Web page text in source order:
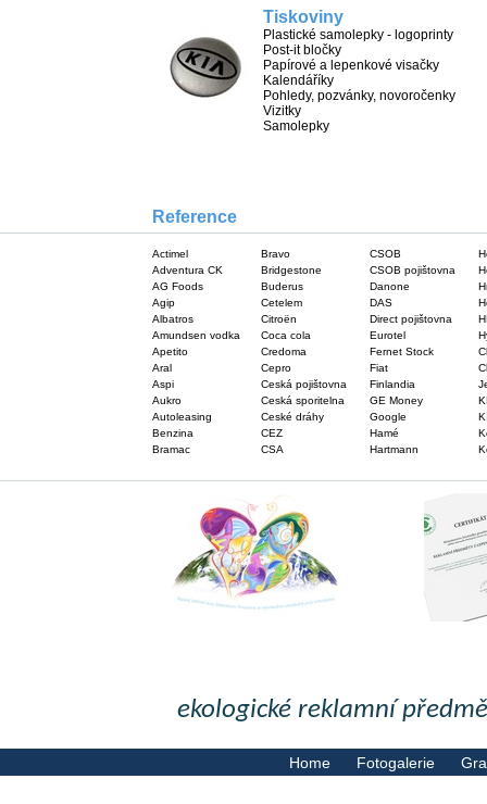
Tiskoviny
Plastické samolepky - logoprinty
Post-it bločky
Papírové a lepenkové visačky
Kalendáříky
Pohledy, pozvánky, novoročenky
Vizitky
Samolepky
Reference
Actimel Bravo CSOB
Adventura CK
Bridgestone CSOB pojištovna
AG Foods
Buderus Danone
Agip
Cetelem DAS
Albatros
Citroën Direct pojištovna
Amundsen vodka
Coca cola Eurotel
Apetito
Credoma Fernet Stock
Aral
Cepro Fiat
Aspi
Ceská pojištovna Finlandia
Aukro
Ceská sporitelna GE Money
Autoleasing
Ceské dráhy Google
Benzina
CEZ Hamé
Bramac
CSA Hartmann
ekologické reklamní
Home Fotogalerie